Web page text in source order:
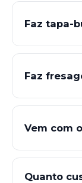
Faz tapa-
Faz
Vem com
Quanto